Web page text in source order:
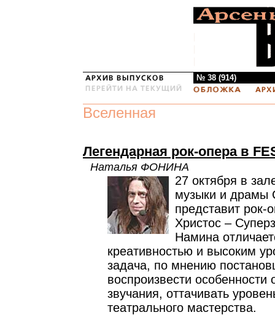
№ 38 (914)
Вселенная
Легендарная рок-опера в
Наталья ФОНИНА
27 октября в
музыки и драмы
представит рок-
Христос –
Намина
креативностью и высоким
задача, по мнению
воспроизвести особенности
звучания, оттачивать
театрального мастерства.